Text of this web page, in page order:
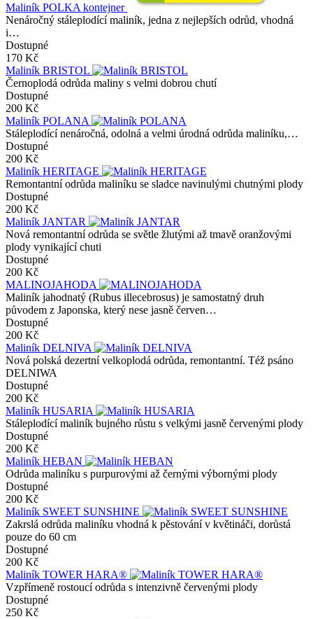
Maliník POLKA kontejner
Nenáročný stáleplodící maliník, jedna z nejlepších odrůd, vhodná
i…
Dostupné
170 Kč
Maliník BRISTOL
Černoplodá odrůda maliny s velmi dobrou chutí
Dostupné
200 Kč
Maliník POLANA
Stáleplodící nenáročná, odolná a velmi úrodná odrůda maliníku,…
Dostupné
200 Kč
Maliník HERITAGE
Remontantní odrůda maliníku se sladce navinulými chutnými plody
Dostupné
200 Kč
Maliník JANTAR
Nová remontantní odrůda se světle žlutými až tmavě oranžovými
plody vynikající chuti
Dostupné
200 Kč
MALINOJAHODA
Maliník jahodnatý (Rubus illecebrosus) je samostatný druh
původem z Japonska, který nese jasně červen…
Dostupné
200 Kč
Maliník DELNIVA
Nová polská dezertní velkoplodá odrůda, remontantní. Též psáno
DELNIWA
Dostupné
200 Kč
Maliník HUSARIA
Stáleplodící maliník bujného růstu s velkými jasně červenými plody
Dostupné
200 Kč
Maliník HEBAN
Odrůda maliníku s purpurovými až černými výbornými plody
Dostupné
200 Kč
Maliník SWEET SUNSHINE
Zakrslá odrůda maliníku vhodná k pěstování v květináči, dorůstá
pouze do 60 cm
Dostupné
200 Kč
Maliník TOWER HARA®
Vzpřímeně rostoucí odrůda s intenzivně červenými plody
Dostupné
250 Kč